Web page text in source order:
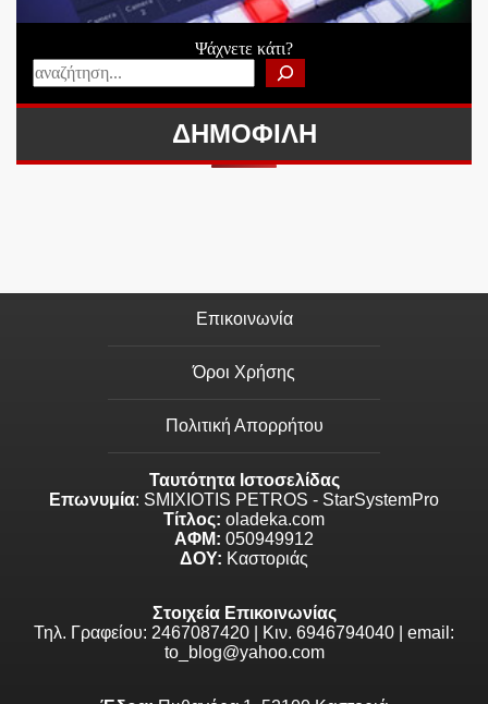
Ψάχνετε κάτι?
ΔΗΜΟΦΙΛΗ
Επικοινωνία
Όροι Χρήσης
Πολιτική Απορρήτου
Ταυτότητα Ιστοσελίδας
Επωνυμία: SMIXIOTIS PETROS - StarSystemPro
Τίτλος: oladeka.com
ΑΦΜ: 050949912
ΔΟΥ: Καστοριάς
Στοιχεία Επικοινωνίας
Τηλ. Γραφείου: 2467087420 | Κιν. 6946794040 | email:
to_blog@yahoo.com